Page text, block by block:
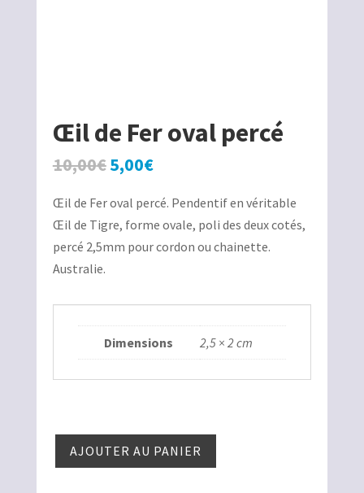
Œil de Fer oval percé
10,00€Le
initial
était :
10,00€.
5,00€Le
actuel
est :
5,00€.
Œil de Fer oval percé. Pendentif en véritable
Œil de Tigre, forme ovale, poli des deux cotés,
percé 2,5mm pour cordon ou chainette.
Australie.
Dimensions 2,5 × 2 cm
quantité
AJOUTER AU PANIER